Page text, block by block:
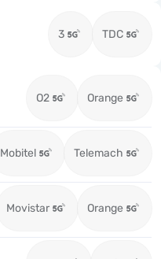
3 TDC
O2 Orange
Mobitel Telemach
Movistar Orange